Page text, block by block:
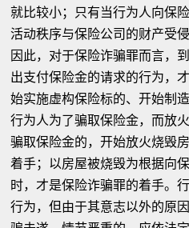
就比较小；只有当行为人向保
活动秩序与保险公司的财产受
因此，对于保险诈骗罪而言，
出支付保险金的请求的行为，
始实施虚构保险标的、开始制
行为人为了骗取保险金，而放
骗取保险金的，开始放火烧毁
着手；以房屋被烧毁为根据向
时，才是保险诈骗罪的着手。
行为，但由于其意志以外的原